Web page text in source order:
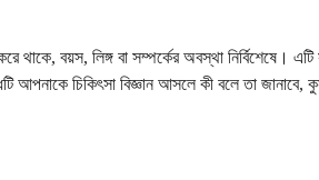
বয়স, লিঙ্গ বা সম্পর্কের অবস্থা নির্বিশেষে।
আপনাকে চিকিৎসা বিজ্ঞান আসলে কী বলে তা